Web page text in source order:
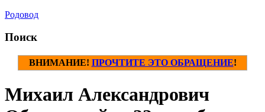
Родовод
Поиск
ВНИМАНИЕ! ПРОЧТИТЕ ЭТО ОБРАЩЕНИЕ!
Михаил Александрович